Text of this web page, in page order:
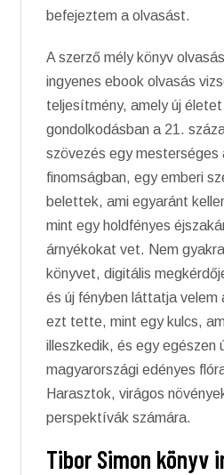
befejeztem a olvasást.
A szerző mély könyv
ingyenes ebook olvasás
teljesítmény, amely új
gondolkodásban a 21.
szövezés egy mesterséges
finomságban, egy emberi
belettek, ami egyaránt
mint egy holdfényes
árnyékokat vet. Nem
könyvet, digitális
és új fényben láttatja velem
ezt tette, mint egy kulcs,
illeszkedik, és egy egészen
magyarországi edényes
Harasztok, virágos
perspektívák számára.
Tibor Simon könyv